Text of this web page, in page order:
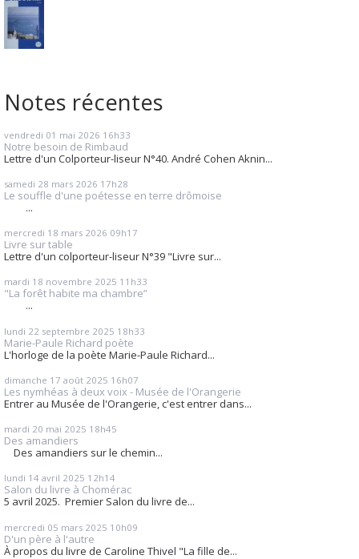
Notes récentes
vendredi 01 mai 2026 16h33
Notre besoin de Rimbaud
Lettre d'un Colporteur-liseur N°40. André Cohen Aknin...
samedi 28 mars 2026 17h28
Le souffle d'une poétesse en terre drômoise
...
mercredi 18 mars 2026 09h17
Livre sur table
Lettre d'un colporteur-liseur N°39 "Livre sur...
mardi 18 novembre 2025 11h33
"La forêt habite ma chambre”
...
lundi 22 septembre 2025 18h33
Marie-Paule Richard poète
L'horloge de la poète Marie-Paule Richard...
dimanche 17 août 2025 16h07
Les nymhéas à deux voix - Musée de l'Orangerie
Entrer au Musée de l'Orangerie, c'est entrer dans...
mardi 20 mai 2025 18h45
Des amandiers
Des amandiers sur le chemin...
lundi 14 avril 2025 12h14
Salon du livre à Chomérac
5 avril 2025. Premier Salon du livre de...
mercredi 05 mars 2025 10h09
D'un père à l'autre
À propos du livre de Caroline Thivel "La fille de...